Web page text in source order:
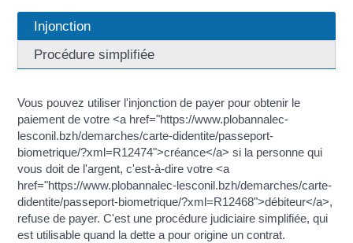
Injonction
Procédure simplifiée
Vous pouvez utiliser l'injonction de payer pour obtenir le
paiement de votre <a href="https://www.plobannalec-
lesconil.bzh/demarches/carte-didentite/passeport-
biometrique/?xml=R12474">créance</a> si la personne qui
vous doit de l'argent, c'est-à-dire votre <a
href="https://www.plobannalec-lesconil.bzh/demarches/carte-
didentite/passeport-biometrique/?xml=R12468">débiteur</a>,
refuse de payer. C'est une procédure judiciaire simplifiée, qui
est utilisable quand la dette a pour origine un contrat.